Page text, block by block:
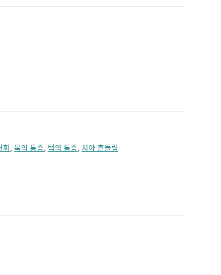
화,목의 통증, 턱의 통증, 치아 흔들림